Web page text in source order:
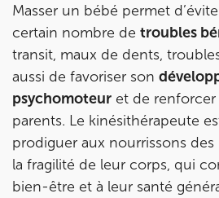
Masser un bébé permet
certain nombre de troubles
transit, maux de dents,
aussi de favoriser son
psychomoteur et de renforcer
parents. Le kinésithérapeute
prodiguer aux nourrissons des
la fragilité de leur corps, qui
bien-être et à leur santé